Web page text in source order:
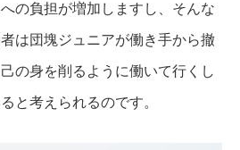
の負担が増加しますし、そんな
は団塊ジュニアが働き手から撤
の身を削るように働いて行くし
と考えられるのです。